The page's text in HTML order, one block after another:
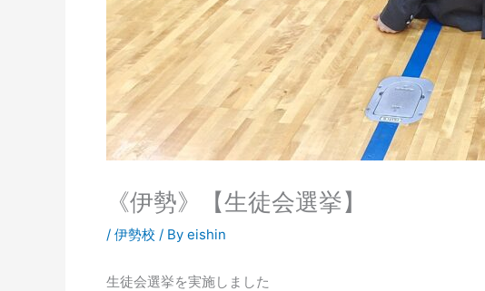
《伊勢》【生徒会選挙】
/ 伊勢校 / By eishin
生徒会選挙を実施しました